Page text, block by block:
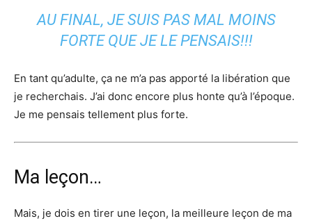
AU FINAL, JE SUIS PAS MAL MOINS
FORTE QUE JE LE PENSAIS!!!
En tant qu’adulte, ça ne m’a pas apporté la libération que
je recherchais. J’ai donc encore plus honte qu’à l’époque.
Je me pensais tellement plus forte.
Ma leçon…
Mais, je dois en tirer une leçon, la meilleure leçon de ma